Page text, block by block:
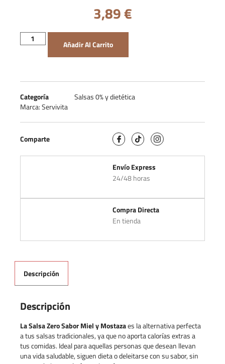
3,89€
Añadir Al Carrito
Categoría
Salsas 0% y dietética
Marca:Servivita
Comparte
Envío Express
24/48 horas
Compra Directa
En tienda
Descripción
Descripción
La Salsa Zero Sabor Miel y Mostazaes la alternativa perfecta
a tus salsas tradicionales, ya que no aporta calorías extras a
tus comidas. Ideal para aquellas personas que desean llevan
una vida saludable, siguen dieta o deleitarse con su sabor, sin